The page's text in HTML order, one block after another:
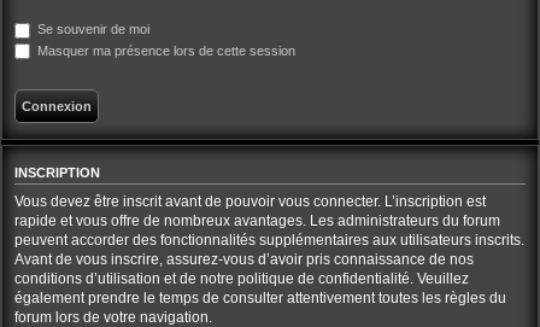
Se souvenir de moi
Masquer ma présence lors de cette session
INSCRIPTION
Vous devez être inscrit avant de pouvoir vous connecter. L’inscription est
rapide et vous offre de nombreux avantages. Les administrateurs du forum
peuvent accorder des fonctionnalités supplémentaires aux utilisateurs inscrits.
Avant de vous inscrire, assurez-vous d’avoir pris connaissance de nos
conditions d’utilisation et de notre politique de confidentialité. Veuillez
également prendre le temps de consulter attentivement toutes les règles du
forum lors de votre navigation.